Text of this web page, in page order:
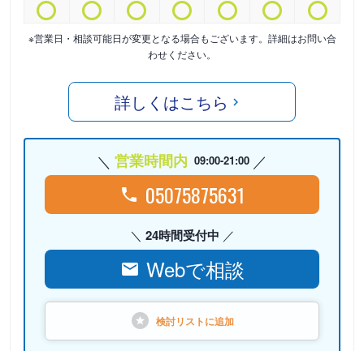
※営業日・相談可能日が変更となる場合もございます。詳細はお問い合
わせください。
詳しくはこちら
営業時間内 09:00-21:00
05075875631
24時間受付中
Webで相談
検討リストに追加